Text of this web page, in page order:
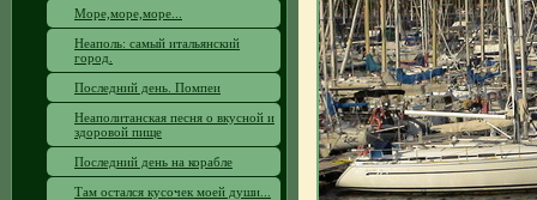
Море,море,море...
Неаполь: самый итальянский
город.
Последний день. Помпеи
Неаполитанская песня о вкусной и
здоровой пище
Последний день на корабле
Там остался кусочек моей души...